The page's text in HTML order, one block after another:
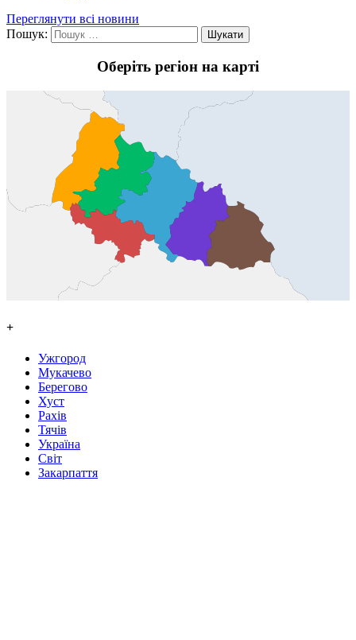
Переглянути всі новини
Пошук:
Оберіть регіон на карті
+
Ужгород
Мукачево
Берегово
Хуст
Рахів
Тячів
Україна
Світ
Закарпаття